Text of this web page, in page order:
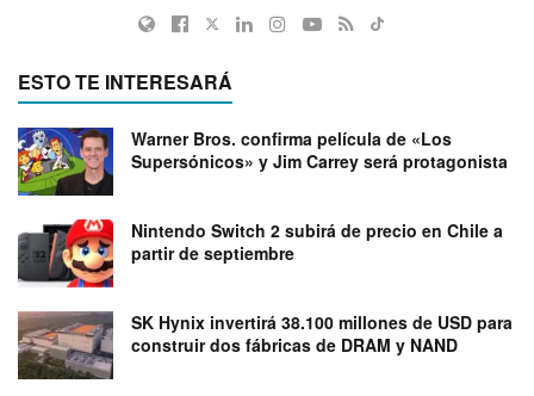
ESTO TE INTERESARÁ
Warner Bros. confirma película de «Los
Supersónicos» y Jim Carrey será protagonista
Nintendo Switch 2 subirá de precio en Chile a
partir de septiembre
SK Hynix invertirá 38.100 millones de USD para
construir dos fábricas de DRAM y NAND